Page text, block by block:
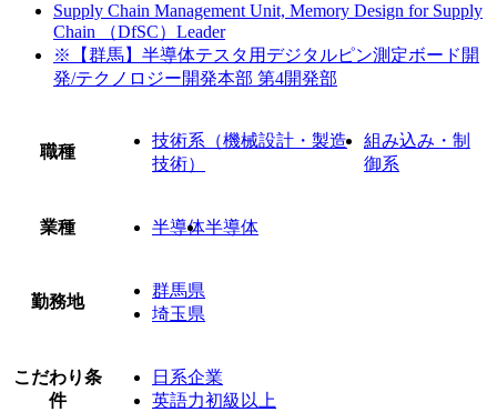
Supply Chain Management Unit, Memory Design for Supply
Chain （DfSC）Leader
※【群馬】半導体テスタ用デジタルピン測定ボード開
発/テクノロジー開発本部 第4開発部
職種
技術系（機械設計・製造
技術）
組み込み・制
御系
業種 半導体半導体
勤務地
群馬県
埼玉県
こだわり条
件
日系企業
英語力初級以上